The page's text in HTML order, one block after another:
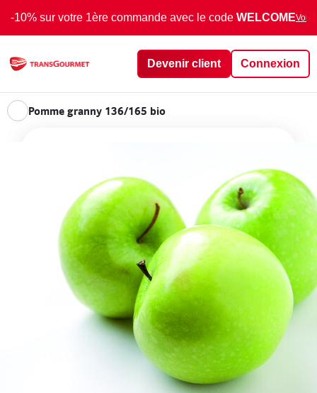
-10% sur votre 1ère commande avec le code WELCOMEVoir
Devenir client Connexion
Pomme granny 136/165 bio